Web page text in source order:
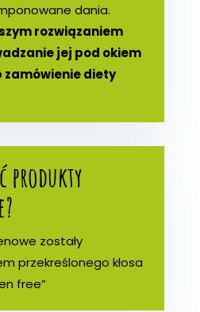
dania.
rozwiązaniem
jej pod okiem
diety
produkty
zostały
przekreślonego kłosa
free”